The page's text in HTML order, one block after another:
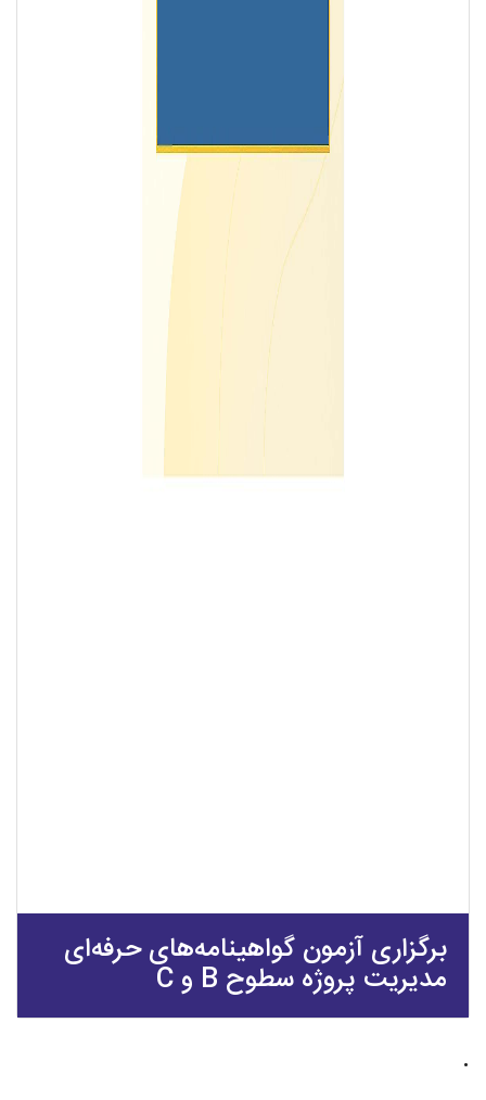
برگزاری آزمون گواهینامه‌های حرفه‌ای
مدیریت پروژه سطوح B و C